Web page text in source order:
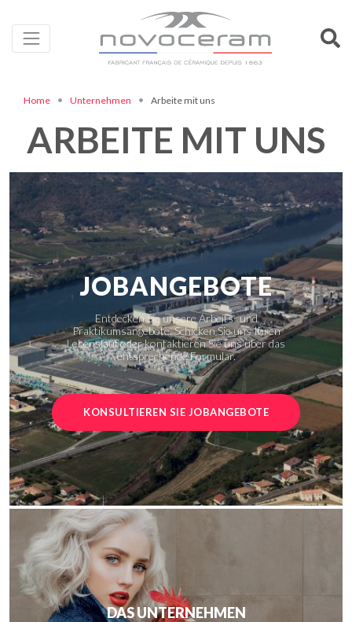
Home Unternehmen Arbeite mit uns
ARBEITE MIT UNS
JOBANGEBOTE
Entdecken Sie unsere Arbeits- und
Praktikumsangebote. Schicken Sie uns Ihren
Lebenslauf oder kontaktieren Sie uns über das
entsprechende Formular.
KONSULTIEREN SIE JOBANGEBOTE
DAS UNTERNEHMEN